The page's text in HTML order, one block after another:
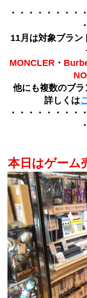
・・・・・・・・
11月は対象ブラン
MONCLER ・
他にも複数のブラ
詳しくは
・・・・・・・・
本日はゲーム